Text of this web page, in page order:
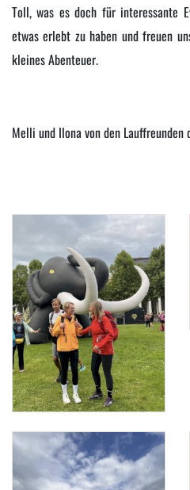
Toll, was es doch für interessante
etwas erlebt zu haben und freuen
kleines Abenteuer.
Melli und Ilona von den Lauffreunden